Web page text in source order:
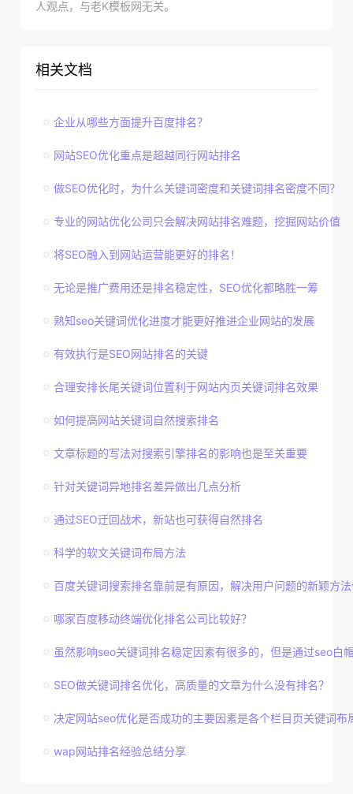
人观点，与老K模板网无关。
相关文档
企业从哪些方面提升百度排名？
网站SEO优化重点是超越同行网站排名
做SEO优化时，为什么关键词密度和关键词排名密度不同？
专业的网站优化公司只会解决网站排名难题，挖掘网站价值
将SEO融入到网站运营能更好的排名！
无论是推广费用还是排名稳定性，SEO优化都略胜一筹
熟知seo关键词优化进度才能更好推进企业网站的发展
有效执行是SEO网站排名的关键
合理安排长尾关键词位置利于网站内页关键词排名效果
如何提高网站关键词自然搜索排名
文章标题的写法对搜索引擎排名的影响也是至关重要
针对关键词异地排名差异做出几点分析
通过SEO迂回战术，新站也可获得自然排名
科学的软文关键词布局方法
百度关键词搜索排名靠前是有原因，解决用户问题的新颖方
哪家百度移动终端优化排名公司比较好？
虽然影响seo关键词排名稳定因素有很多的，但是通过seo白
SEO做关键词排名优化，高质量的文章为什么没有排名？
决定网站seo优化是否成功的主要因素是各个栏目页关键词布
wap网站排名经验总结分享